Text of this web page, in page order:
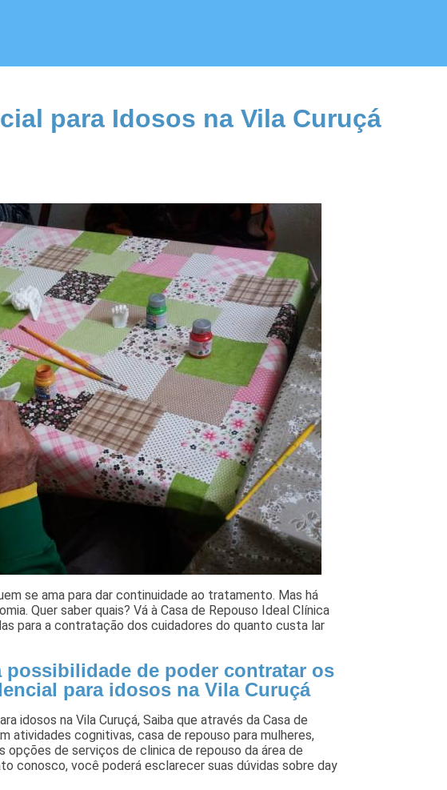
para Idosos na Vila Curuçá
se ama para dar continuidade ao tratamento. Mas há
Quer saber quais? Vá à Casa de Repouso Ideal Clínica
para a contratação dos cuidadores do quanto custa lar
possibilidade de poder contratar os
para idosos na Vila Curuçá
idosos na Vila Curuçá, Saiba que através da Casa de
atividades cognitivas, casa de repouso para mulheres,
de serviços de clinica de repouso da área de
conosco, você poderá esclarecer suas dúvidas sobre day